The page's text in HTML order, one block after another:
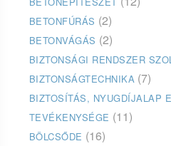
BETONFÚRÁS (2)
BETONVÁGÁS (2)
BIZTONSÁGI RENDSZER
BIZTONSÁGTECHNIKA (7)
BIZTOSÍTÁS, NYUGDÍJALAP
TEVÉKENYSÉGE (11)
BÖLCSŐDE (16)